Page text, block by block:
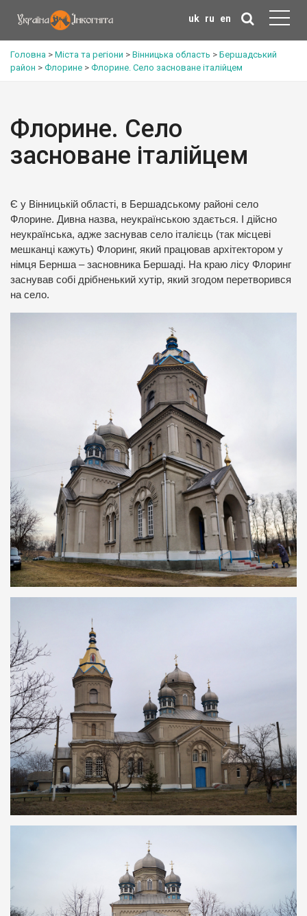
uk ru en
Головна > Міста та регіони > Вінницька область > Бершадський
район > Флорине > Флорине. Село засноване італійцем
Флорине. Село
засноване італійцем
Є у Вінницькій області, в Бершадському районі село
Флорине. Дивна назва, неукраїнською здається. І дійсно
неукраїнська, адже заснував село італієць (так місцеві
мешканці кажуть) Флоринг, який працював архітектором у
німця Бернша – засновника Бершаді. На краю лісу Флоринг
заснував собі дрібненький хутір, який згодом перетворився
на село.